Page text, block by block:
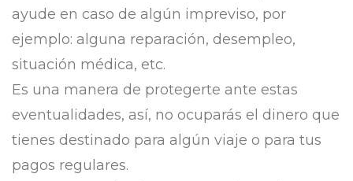
ayude en caso de algún impreviso, por
ejemplo: alguna reparación, desempleo,
situación médica, etc.
Es una manera de protegerte ante estas
eventualidades, así, no ocuparás el dinero que
tienes destinado para algún viaje o para tus
pagos regulares.